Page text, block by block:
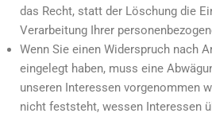
das Recht, statt der Löschung die
Verarbeitung Ihrer
Wenn Sie einen Widerspruch nach
eingelegt haben, muss eine
unseren Interessen vorgenommen
nicht feststeht, wessen Interessen